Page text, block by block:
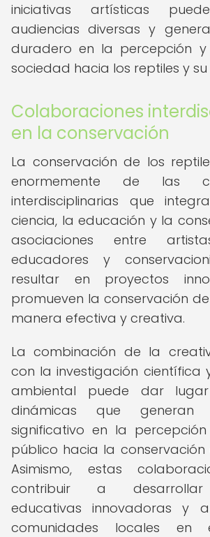
iniciativas artísticas
audiencias diversas y
duradero en la percepción
sociedad hacia los reptiles y
Colaboraciones
en la conservación
La conservación de los
enormemente de las
interdisciplinarias que
ciencia, la educación y la
asociaciones entre
educadores y
resultar en proyectos
promueven la conservación
manera efectiva y creativa.
La combinación de la
con la investigación científica
ambiental puede dar
dinámicas que generan
significativo en la
público hacia la conservación
Asimismo, estas
contribuir a desarrollar
educativas innovadoras y
comunidades locales en